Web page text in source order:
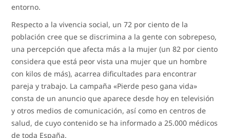
entorno.
Respecto a la vivencia social, un 72 por ciento de la
población cree que se discrimina a la gente con sobrepeso,
una percepción que afecta más a la mujer (un 82 por ciento
considera que está peor vista una mujer que un hombre
con kilos de más), acarrea dificultades para encontrar
pareja y trabajo. La campaña «Pierde peso gana vida»
consta de un anuncio que aparece desde hoy en televisión
y otros medios de comunicación, así como en centros de
salud, de cuyo contenido se ha informado a 25.000 médicos
de toda España.